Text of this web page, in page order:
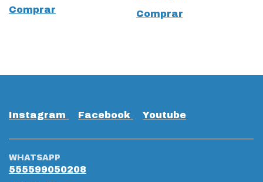
Comprar
Comprar
Instagram Facebook Youtube
WHATSAPP
555599050208